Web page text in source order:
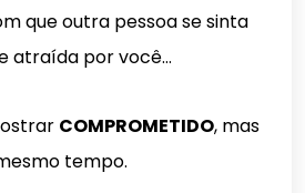
que outra pessoa se sinta
atraída por você…
COMPROMETIDO, mas
tempo.